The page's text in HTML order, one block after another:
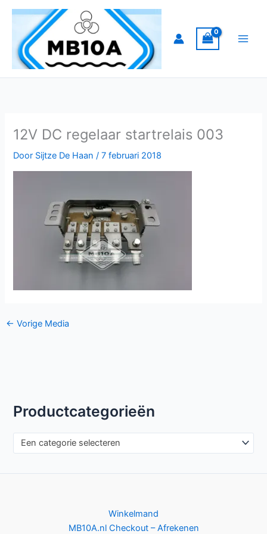
inhoud
12V DC regelaar startrelais 003
Door Sijtze De Haan/7 februari 2018
← Vorige Media
Productcategorieën
Een categorie selecteren
Winkelmand
MB10A.nl Checkout – Afrekenen